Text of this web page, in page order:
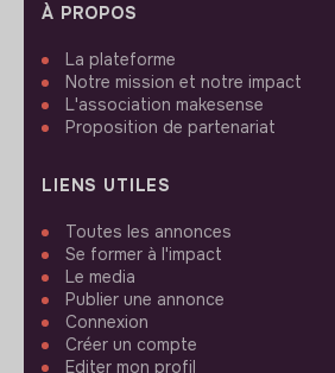
À PROPOS
La plateforme
Notre mission et notre impact
L'association makesense
Proposition de partenariat
LIENS UTILES
Toutes les annonces
Se former à l'impact
Le media
Publier une annonce
Connexion
Créer un compte
Editer mon profil